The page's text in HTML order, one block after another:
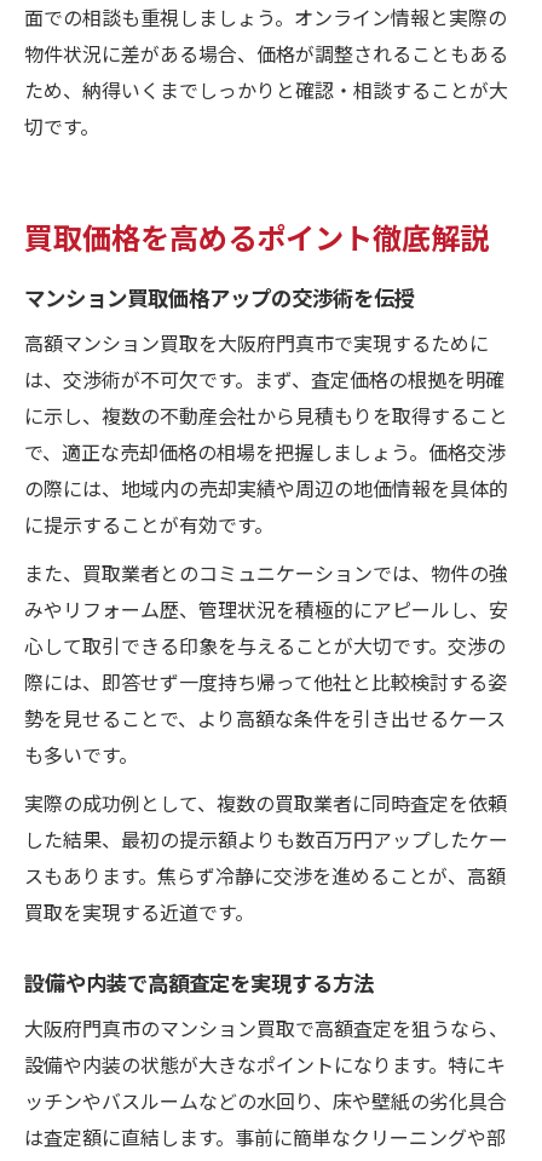
面での相談も重視しましょう。オンライン情報と実際の
物件状況に差がある場合、価格が調整されることもある
ため、納得いくまでしっかりと確認・相談することが大
切です。
買取価格を高めるポイント徹底解説
マンション買取価格アップの交渉術を伝授
高額マンション買取を大阪府門真市で実現するために
は、交渉術が不可欠です。まず、査定価格の根拠を明確
に示し、複数の不動産会社から見積もりを取得すること
で、適正な売却価格の相場を把握しましょう。価格交渉
の際には、地域内の売却実績や周辺の地価情報を具体的
に提示することが有効です。
また、買取業者とのコミュニケーションでは、物件の強
みやリフォーム歴、管理状況を積極的にアピールし、安
心して取引できる印象を与えることが大切です。交渉の
際には、即答せず一度持ち帰って他社と比較検討する姿
勢を見せることで、より高額な条件を引き出せるケース
も多いです。
実際の成功例として、複数の買取業者に同時査定を依頼
した結果、最初の提示額よりも数百万円アップしたケー
スもあります。焦らず冷静に交渉を進めることが、高額
買取を実現する近道です。
設備や内装で高額査定を実現する方法
大阪府門真市のマンション買取で高額査定を狙うなら、
設備や内装の状態が大きなポイントになります。特にキ
ッチンやバスルームなどの水回り、床や壁紙の劣化具合
は査定額に直結します。事前に簡単なクリーニングや部